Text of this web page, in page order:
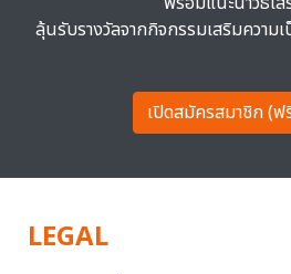
ลุ้นรับรางวัลจากกิจกรรมเสริมความ
เปิดสมัครสมาชิก (ฟ
LEGAL